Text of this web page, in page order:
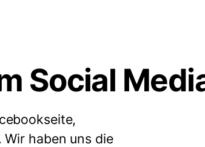
Social
haben uns die